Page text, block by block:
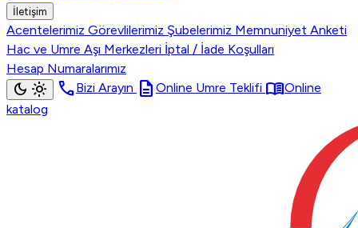
İletişim
Acentelerimiz Görevlilerimiz Şubelerimiz Memnuniyet Anketi
Hac ve Umre Aşı Merkezleri İptal / İade Koşulları
Hesap Numaralarımız
dark_mode light_mode callBizi Arayın description Online Umre Teklifi menu_bookOnline
katalog